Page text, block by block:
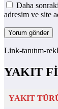
Daha
adresim ve site
Link-tanıtım-
YAKIT
YAKIT